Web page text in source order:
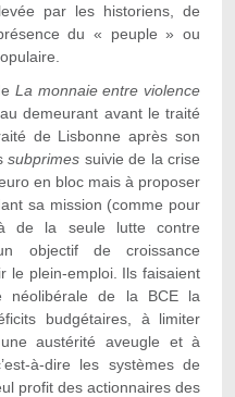
par les historiens, de
du « peuple » ou
La monnaie entre violence
demeurant avant le traité
de Lisbonne après son
subprimes suivie de la crise
en bloc mais à proposer
sa mission (comme pour
de la seule lutte contre
objectif de croissance
le plein-emploi. Ils faisaient
néolibérale de la BCE la
budgétaires, à limiter
austérité aveugle et à
à-dire les systèmes de
profit des actionnaires des